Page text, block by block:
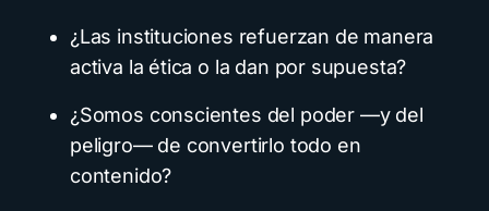
¿Las instituciones refuerzan de manera
activa la ética o la dan por supuesta?
¿Somos conscientes del poder —y del
peligro— de convertirlo todo en
contenido?